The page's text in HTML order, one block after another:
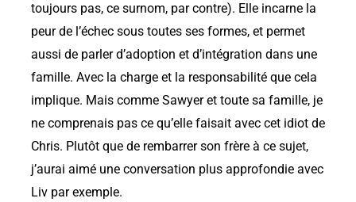
toujours pas, ce surnom, par contre). Elle incarne la
peur de l’échec sous toutes ses formes, et permet
aussi de parler d’adoption et d’intégration dans une
famille. Avec la charge et la responsabilité que cela
implique. Mais comme Sawyer et toute sa famille, je
ne comprenais pas ce qu’elle faisait avec cet idiot de
Chris. Plutôt que de rembarrer son frère à ce sujet,
j’aurai aimé une conversation plus approfondie avec
Liv par exemple.